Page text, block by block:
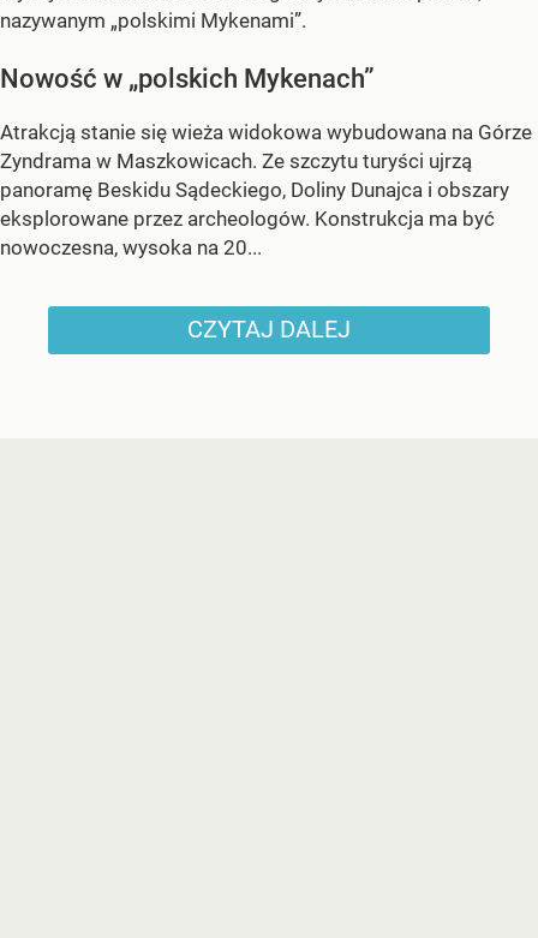
nazywanym „polskimi Mykenami”.
Nowość w „polskich Mykenach”
Atrakcją stanie się wieża widokowa wybudowana na Górze
Zyndrama w Maszkowicach. Ze szczytu turyści ujrzą
panoramę Beskidu Sądeckiego, Doliny Dunajca i obszary
eksplorowane przez archeologów. Konstrukcja ma być
nowoczesna, wysoka na 20...
CZYTAJ DALEJ